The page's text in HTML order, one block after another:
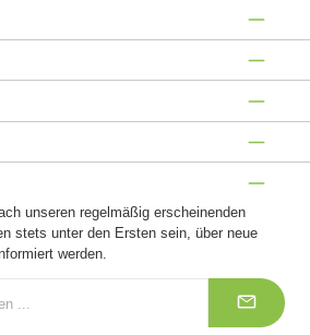
unseren regelmäßig erscheinenden
stets unter den Ersten sein, über neue
werden.